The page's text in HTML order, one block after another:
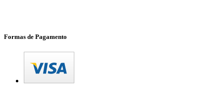
Formas de Pagamento